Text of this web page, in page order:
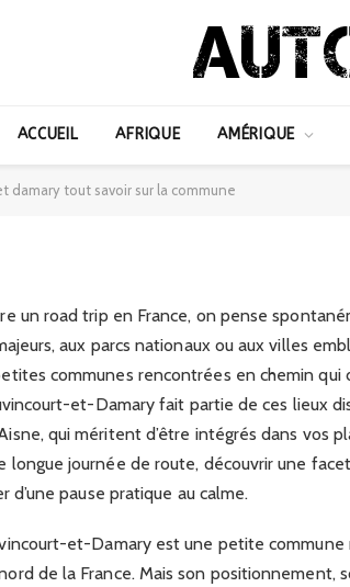
ACCUEIL AFRIQUE AMÉRIQUE
damary tout savoir sur la commune
un road trip en France, on pense
aux parcs nationaux ou aux villes
communes rencontrées en chemin qui
et-Damary fait partie de ces lieux
qui méritent d’être intégrés dans vos
longue journée de route, découvrir une
pause pratique au calme.
et-Damary est une petite
de la France. Mais son positionnement,